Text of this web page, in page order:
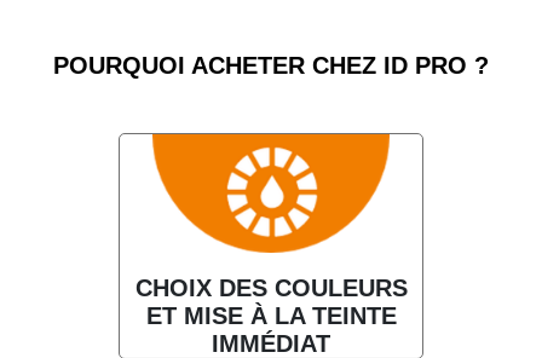
POURQUOI ACHETER CHEZ ID PRO ?
CHOIX DES COULEURS
ET MISE À LA TEINTE
IMMÉDIAT